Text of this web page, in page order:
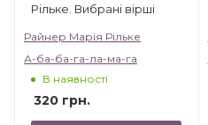
Рільке. Вибрані вірші
Райнер Марія Рільке
А-ба-ба-га-ла-ма-га
В наявності
320 грн.